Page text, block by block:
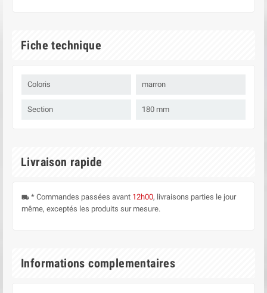
Fiche technique
Coloris marron
Section 180 mm
Livraison rapide
local_shipping * Commandes passées avant 12h00, livraisons parties le jour
même, exceptés les produits sur mesure.
Informations complementaires